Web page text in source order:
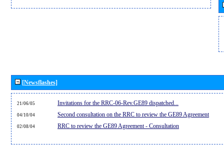
[Newsflashes]
21/06/05 Invitations for the RRC-06-Rev.GE89 dispatched...
04/10/04 Second consultation on the RRC to review the GE89 Agreement
02/08/04 RRC to review the GE89 Agreement - Consultation